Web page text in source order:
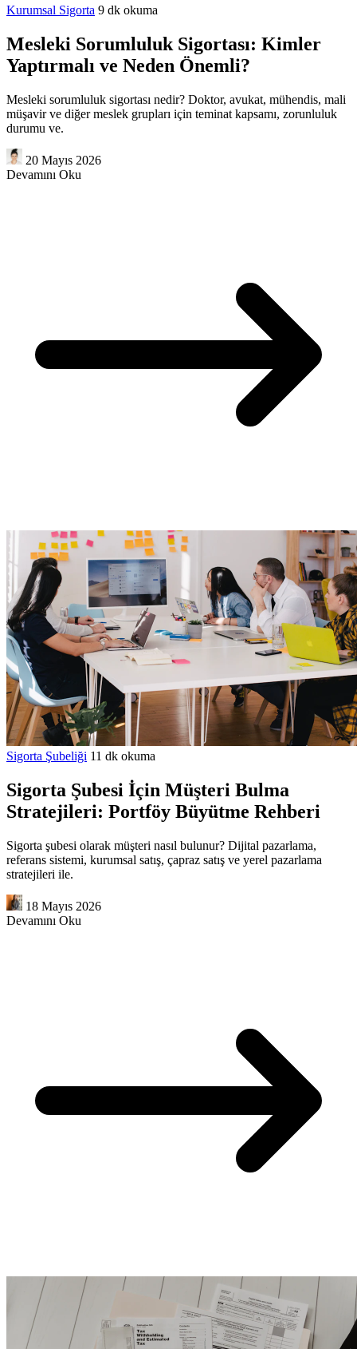
Kurumsal Sigorta 9 dk okuma
Mesleki Sorumluluk Sigortası: Kimler
Yaptırmalı ve Neden Önemli?
Mesleki sorumluluk sigortası nedir? Doktor, avukat, mühendis, mali
müşavir ve diğer meslek grupları için teminat kapsamı, zorunluluk
durumu ve.
20 Mayıs 2026
Devamını Oku
Sigorta Şubeliği 11 dk okuma
Sigorta Şubesi İçin Müşteri Bulma
Stratejileri: Portföy Büyütme Rehberi
Sigorta şubesi olarak müşteri nasıl bulunur? Dijital pazarlama,
referans sistemi, kurumsal satış, çapraz satış ve yerel pazarlama
stratejileri ile.
18 Mayıs 2026
Devamını Oku